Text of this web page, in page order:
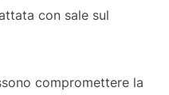
con sale sul
compromettere la